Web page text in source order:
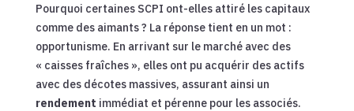
Pourquoi certaines SCPI ont-elles attiré les capitaux
comme des aimants ? La réponse tient en un mot :
opportunisme. En arrivant sur le marché avec des
« caisses fraîches », elles ont pu acquérir des actifs
avec des décotes massives, assurant ainsi un
rendement immédiat et pérenne pour les associés.